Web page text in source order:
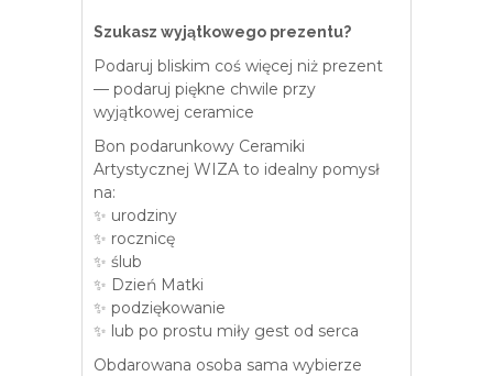
Szukasz wyjątkowego prezentu?
Podaruj bliskim coś więcej niż prezent
— podaruj piękne chwile przy
wyjątkowej ceramice
Bon podarunkowy Ceramiki
Artystycznej WIZA to idealny pomysł
na:
✨ urodziny
✨ rocznicę
✨ ślub
✨ Dzień Matki
✨ podziękowanie
✨ lub po prostu miły gest od serca
Obdarowana osoba sama wybierze